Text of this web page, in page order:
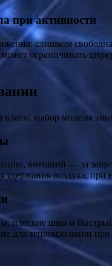
при активности
слишком
ограничивать
влаги; выбор модели
внешний — за
воздуха;
швы и
для теплоизоляции при